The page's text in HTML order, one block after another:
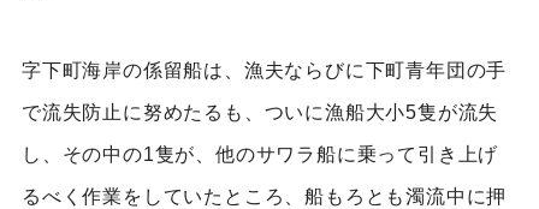
字下町海岸の係留船は、漁夫ならびに下町青年団の手
で流失防止に努めたるも、ついに漁船大小5隻が流失
し、その中の1隻が、他のサワラ船に乗って引き上げ
るべく作業をしていたところ、船もろとも濁流中に押